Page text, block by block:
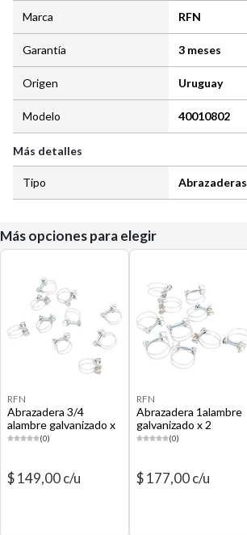
Marca RFN
Garantía 3 meses
Origen Uruguay
Modelo 40010802
Más detalles
Tipo Abrazaderas
Más opciones para elegir
RFN
Abrazadera 3/4
alambre galvanizado x
2 unidades
(0)
$ 149,00 c/u
RFN
Abrazadera 1alambre
galvanizado x 2
unidades
(0)
$ 177,00 c/u